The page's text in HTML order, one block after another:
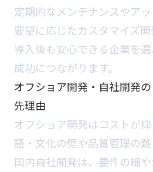
定期的なメンテナンスやア
要望に応じたカスタマイズ
導入後も安心できる企業を
成功につながります。
オフショア開発・自社開発
先理由
オフショア開発はコストが
語・文化の壁や品質管理の
国内自社開発は、要件の細